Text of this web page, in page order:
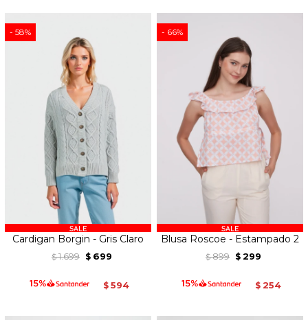
58
Cardigan Borgin - Gris Claro
$ 1.699 $ 699
$ 594
66
Blusa Roscoe - Estampado 2
$ 899 $ 299
$ 254